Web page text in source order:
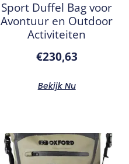
Sport Duffel Bag voor
Avontuur en Outdoor
Activiteiten
€230,63
Bekijk Nu